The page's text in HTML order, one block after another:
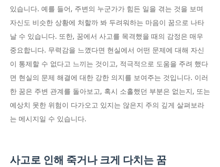
있습니다. 예를 들어, 주변의 누군가가 힘든 일을 겪는 것을 보며
자신도 비슷한 상황에 처할까 봐 두려워하는 마음이 꿈으로 나타
날 수 있습니다. 또한, 꿈에서 사고를 목격했을 때의 감정은 매우
중요합니다. 무력감을 느꼈다면 현실에서 어떤 문제에 대해 자신
이 통제할 수 없다고 느끼는 것이고, 적극적으로 도움을 주려 했다
면 현실의 문제 해결에 대한 강한 의지를 보여주는 것입니다. 이러
한 꿈은 주변 관계를 돌아보고, 혹시 소홀했던 부분은 없는지, 또는
예상치 못한 위험이 다가오고 있지는 않은지 주의 깊게 살펴보라
는 메시지일 수 있습니다.
사고로 인해 죽거나 크게 다치는 꿈